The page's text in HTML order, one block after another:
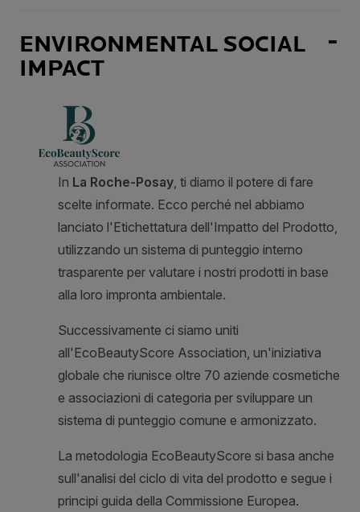
ENVIRONMENTAL SOCIAL
IMPACT